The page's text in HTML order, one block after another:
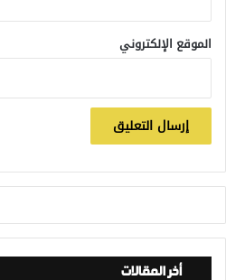
الموقع الإلكتروني
أخر المقالات